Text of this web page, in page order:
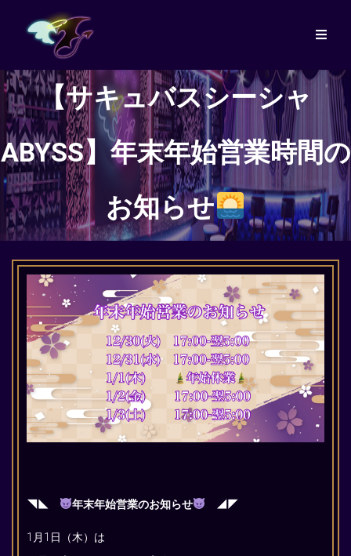
【サキュバスシーシャ
ABYSS】年末年始営業時間の
お知らせ
◥◣ 年末年始営業のお知らせ ◢◤
1月1日（木）は